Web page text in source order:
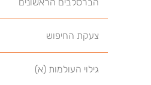
צעקת החיפוש
גילוי העולמות (א)